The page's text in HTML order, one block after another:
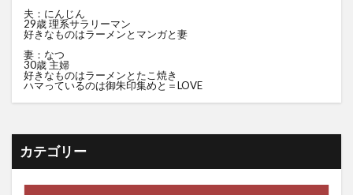
夫：にんじん
29歳 理系サラリーマン
好きなものはラーメンとマンガと妻
妻：なつ
30歳 主婦
好きなものはラーメンとたこ焼き
ハマっているのは御朱印集めと＝LOVE
カテゴリー